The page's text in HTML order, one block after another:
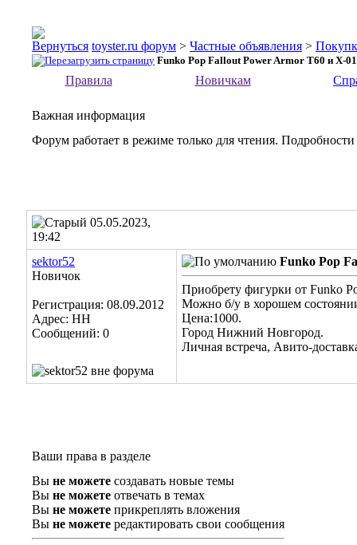
toyster.ru форум > Частные объявления >
Funko Pop Fallout Power Armor T60 и X-01
Правила Новичкам
Важная информация
Форум работает в режиме только для чтения.
05.05.2023,
19:42
sektor52
Новичок
Регистрация: 08.09.2012
Адрес: НН
Сообщений: 0
Funko Pop
Приобрету фигурки от Funko
Можно б/у в хорошем
Цена:1000.
Город Нижний Новгород.
Личная встреча, Авито-
Ваши права в разделе
Вы не можете создавать новые темы
Вы не можете отвечать в темах
Вы не можете прикреплять вложения
Вы не можете редактировать свои сообщения